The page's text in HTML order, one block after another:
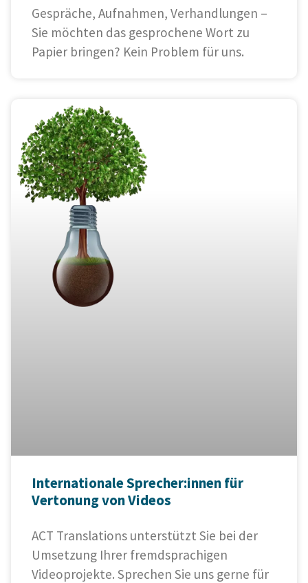
Gespräche, Aufnahmen, Verhandlungen –
Sie möchten das gesprochene Wort zu
Papier bringen? Kein Problem für uns.
Internationale Sprecher:innen für
Vertonung von Videos
ACT Translations unterstützt Sie bei der
Umsetzung Ihrer fremdsprachigen
Videoprojekte. Sprechen Sie uns gerne für